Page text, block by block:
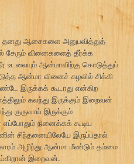
தனது ஆசைகளை அனுபவித்துத்
சேரும் வினைகளைத் தீர்க்க
ஆன்மாவிற்கு கொடுத்துப்
ஆன்மா வினைச் சுழலில் சிக்கி
இருக்கக் கூடாது என்கிற
கலந்து இருக்கும் இறைவன்
குருவாய் இருக்கும்
நினைக்கக் கூடிய
இருப்பதால்
அழிந்து ஆன்மா மீண்டும் தம்மை
இறைவன்.